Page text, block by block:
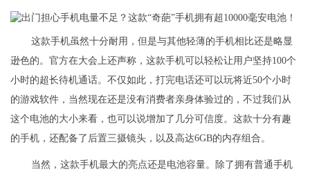
这款手机虽然十分耐用，但是与其他轻薄的手机相比还是略显
逊色的。官方在大会上还声称，这款手机可以轻松让用户坚持100个
小时的超长待机通话。不仅如此，打完电话还可以玩将近50个小时
的游戏软件，当然现在还是没有消费者亲身体验过的，不过我们从
这个电池的大小来看，也可以说增加了几分可信度。这款十分有趣
的手机，还配备了后置三摄镜头，以及高达6GB的内存组合。
当然，这款手机最大的亮点还是电池容量。除了拥有普通手机